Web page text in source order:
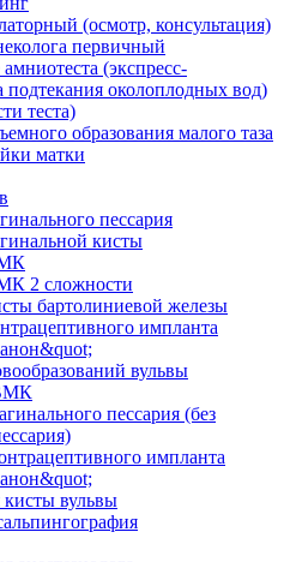
(осмотр, консультация)
первичный
(экспресс-
подтекания околоплодных вод)
теста)
образования малого таза
матки
пессария
кисты
2 сложности
бартолиниевой железы
импланта
вульвы
пессария (без
импланта
вульвы